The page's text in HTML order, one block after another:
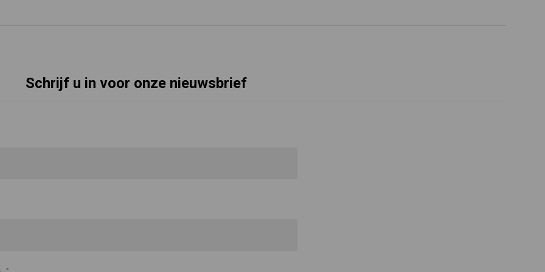
Schrijf u in voor onze nieuwsbrief